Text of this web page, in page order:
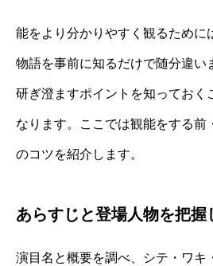
能をより分かりやすく観るために
物語を事前に知るだけで随分違い
研ぎ澄ますポイントを知っておく
なります。ここでは観能をする前
のコツを紹介します。
あらすじと登場人物を把握
演目名と概要を調べ、シテ・ワキ